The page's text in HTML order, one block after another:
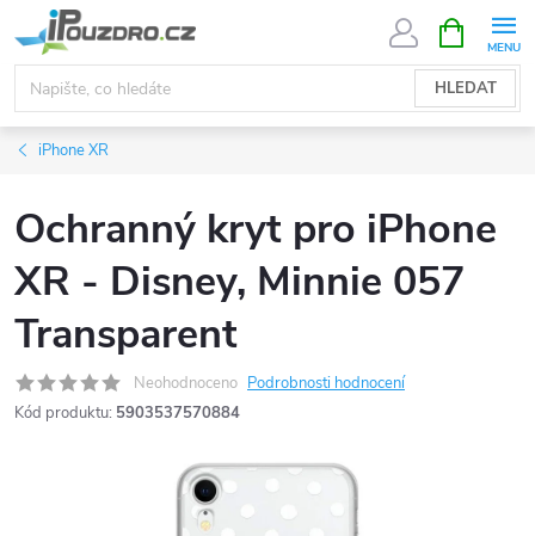
na
obsah
HLEDAT
NÁKUPNÍ
KOŠÍK
iPhone XR
Ochranný kryt pro iPhone
XR - Disney, Minnie 057
Transparent
Neohodnoceno Podrobnosti hodnocení
Kód produktu: 5903537570884